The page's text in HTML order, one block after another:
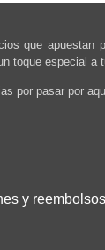
que apuestan
toque especial a
por pasar por
y reembolsos